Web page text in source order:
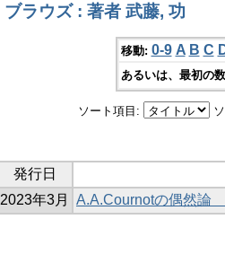
ブラウズ : 著者 武藤, 功
移動: 0-9 A B C
あるいは、最初の
ソート項目:
発行日
2023年3月
A.A.Cournotの偶然論